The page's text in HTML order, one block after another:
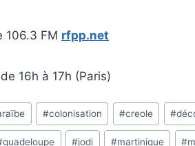
106.3 FM rfpp.net
16h à 17h (Paris)
#colonisation #creole #
guadeloupe #jodi #martinique #